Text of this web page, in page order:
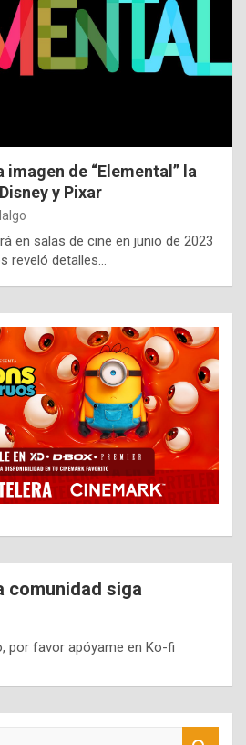
imagen de “Elemental” la
y Pixar
en salas de cine en junio de 2023
reveló detalles…
comunidad siga
por favor apóyame en Ko-fi